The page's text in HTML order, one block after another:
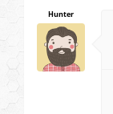
Hunter